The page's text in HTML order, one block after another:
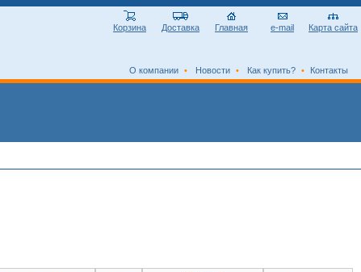
Корзина Доставка Главная e-mail Карта сайта
О компании • Новости • Как купить? • Контакты